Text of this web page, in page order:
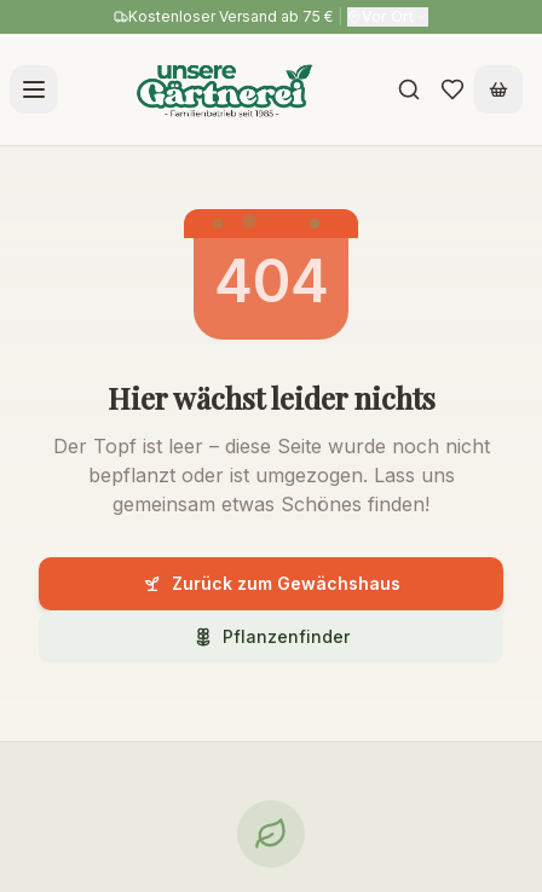
Kostenloser Versand ab 75 €
404
Hier wächst leider nichts
Der Topf ist leer – diese Seite wurde noch nicht
bepflanzt oder ist umgezogen. Lass uns
gemeinsam etwas Schönes finden!
Zurück zum Gewächshaus
Pflanzenfinder